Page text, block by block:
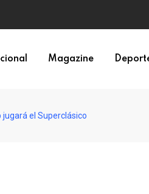
Magazine
el Superclásico